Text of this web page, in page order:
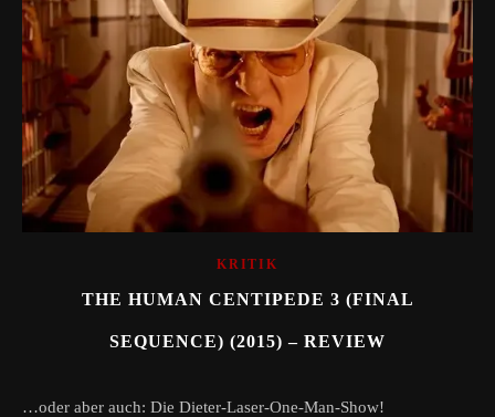
KRITIK
THE HUMAN CENTIPEDE 3 (FINAL
SEQUENCE) (2015) – REVIEW
…oder aber auch: Die Dieter-Laser-One-Man-Show!